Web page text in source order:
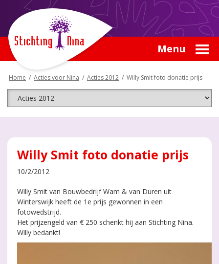
Menu
Home / Acties voor Nina / Acties 2012 / Willy Smit foto donatie prijs
Willy Smit foto donatie prijs
10/2/2012
Willy Smit van Bouwbedrijf Wam & van Duren uit
Winterswijk heeft de 1e prijs gewonnen in een
fotowedstrijd.
Het prijzengeld van € 250 schenkt hij aan Stichting Nina.
Willy bedankt!